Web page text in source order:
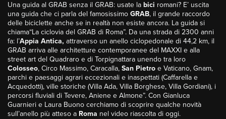
Una guida al GRAB senza il GRAB: usate la bici romani? E’ uscita
una guida che ci parla del famosissimo GRAB, il grande raccordo
delle biciclette anche se in realtà non esiste ancora. La guida si
chiama“La ciclovia del GRAB di Roma”. Da una strada di 2300 anni
fa: l’Appia Antica, attraverso un anello ciclopedonale di 44,2 km, il
GRAB arriva alle architetture contemporanee del MAXXI e alla
street art del Quadraro e di Torpignattara unendo tra loro
Colosseo, Circo Massimo, Caracalla, San Pietro e Vaticano, Gnam,
parchi e paesaggi agrari eccezionali e inaspettati (Caffarella e
Acquedotti), ville storiche (Villa Ada, Villa Borghese, Villa Gordiani), i
percorsi fluviali di Tevere, Aniene e Almone”. Con Gianluca
Guarnieri e Laura Buono cerchiamo di scoprire qualche novità
sull’anello più atteso a Roma nel video riascolta di oggi.